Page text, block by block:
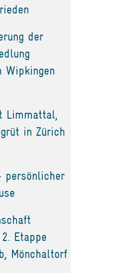
der
Limmattal,
in Zürich
persönlicher
Etappe
Mönchaltorf